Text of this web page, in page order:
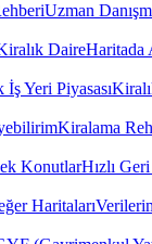
Uzman
DaireHaritada
İş Yeri Piyasası
Kiralama
KonutlarHızlı
Haritaları